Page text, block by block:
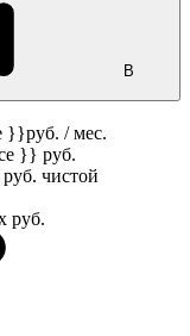
В
}}руб. / мес.
}} руб.
руб. чистой
руб.